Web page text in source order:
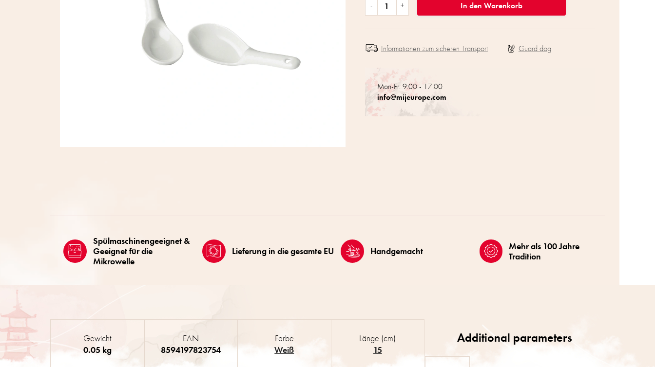
In den Warenkorb
Mon-Fr: 9:00 - 17:00
info@mijeurope.com
Informationen zum sicheren Transport
Spülmaschinengeeignet &
Geeignet für die
Mikrowelle
Lieferung in die gesamte EU Handgemacht
Mehr als 100 Jahre
Tradition
Gewicht
0.05 kg
EAN
8594197823754
Farbe
Weiß
Länge (cm)
15